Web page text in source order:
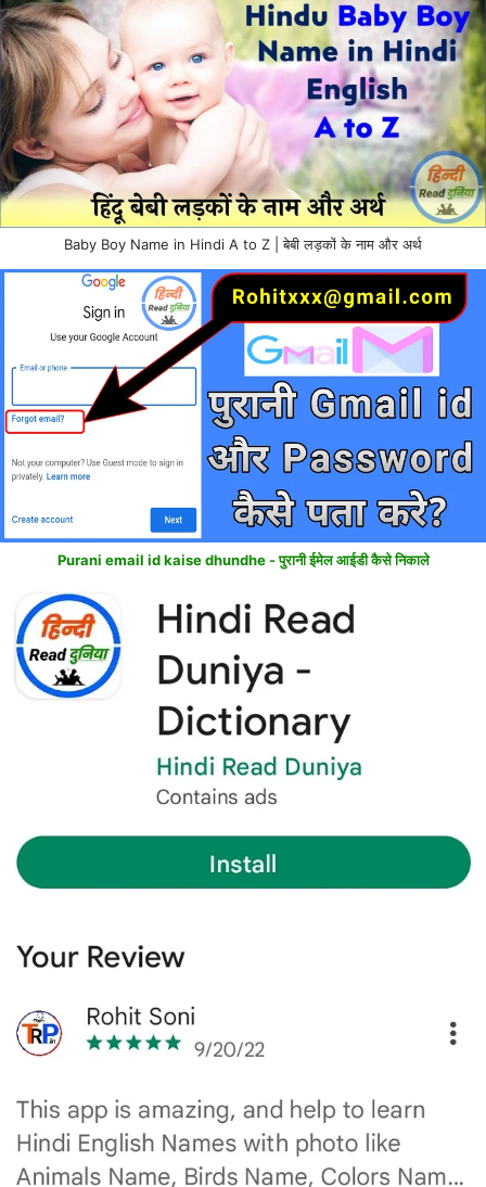
Baby Boy Name in Hindi A to Z | बेबी लड़कों के नाम और अर्थ
Purani email id kaise dhundhe - पुरानी ईमेल आईडी कैसे निकाले